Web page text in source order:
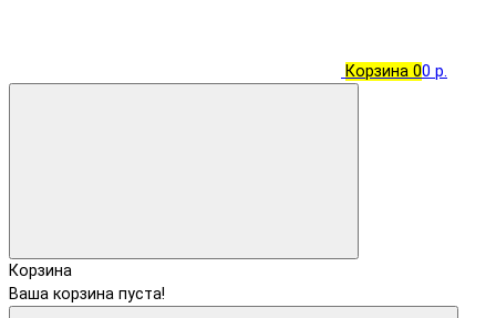
Корзина 00 р.
Корзина
Ваша корзина пуста!